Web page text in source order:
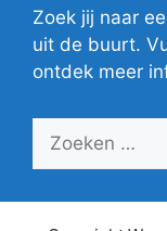
Zoek jij naar
uit de buurt.
ontdek meer
Zoek